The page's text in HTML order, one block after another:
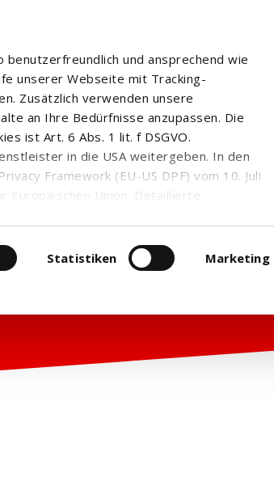
und ansprechend wie
unserer Webseite mit Tracking-
Zusätzlich verwenden unsere
an Ihre Bedürfnisse anzupassen. Die
ist Art. 6 Abs. 1 lit. f DSGVO.
in die USA weitergeben. In den
Framework (EU-US DPF) vom 10. Juli
Union. Detaillierte
. Dort können Sie Ihre
Statistiken
Marketing